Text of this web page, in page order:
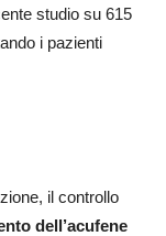
studio su 615
i pazienti
il controllo
dell’acufene